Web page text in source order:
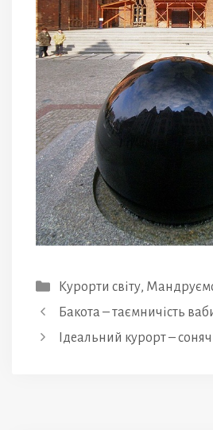
Категорії
Курорти світу,
Бакота – таємничість
Ідеальний курорт –